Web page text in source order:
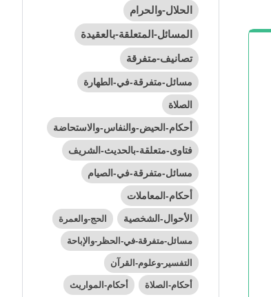
الحلال-والحرام
المسائل-المتعلقة-بالعقيدة
تصانيف-متفرقة
مسائل-متفرقة-في-الطهارة
الصلاة
أحكام-الحيض-والنفاس-والاستحاضة
فتاوى-متعلقة-بالحديث-الشريف
مسائل-متفرقة-في-الصيام
أحكام-المعاملات
الأحوال-الشخصية الحج-والعمرة
مسائل-متفرقة-في-الحظر-والإباحة
التفسير-وعلوم-القرآن
أحكام-الصلاة أحكام-المواريث